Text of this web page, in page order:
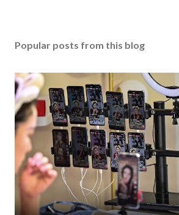
Popular posts from this blog